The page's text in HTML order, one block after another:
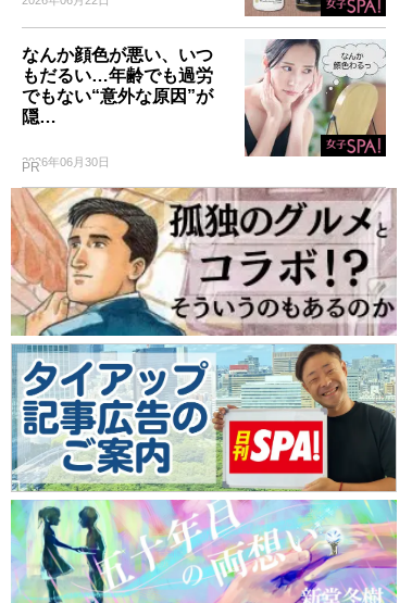
なんか顔色が悪い、いつ
もだるい…年齢でも過労
でもない“意外な原因”が
隠…
2026年06月30日
PR